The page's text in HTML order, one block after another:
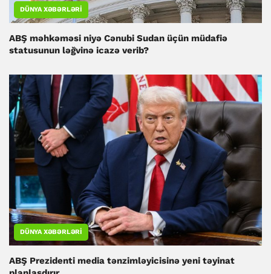
DÜNYA XƏBƏRLƏRI
ABŞ məhkəməsi niyə Cənubi Sudan üçün müdafiə
statusunun ləğvinə icazə verib?
DÜNYA XƏBƏRLƏRI
ABŞ Prezidenti media tənzimləyicisinə yeni təyinat